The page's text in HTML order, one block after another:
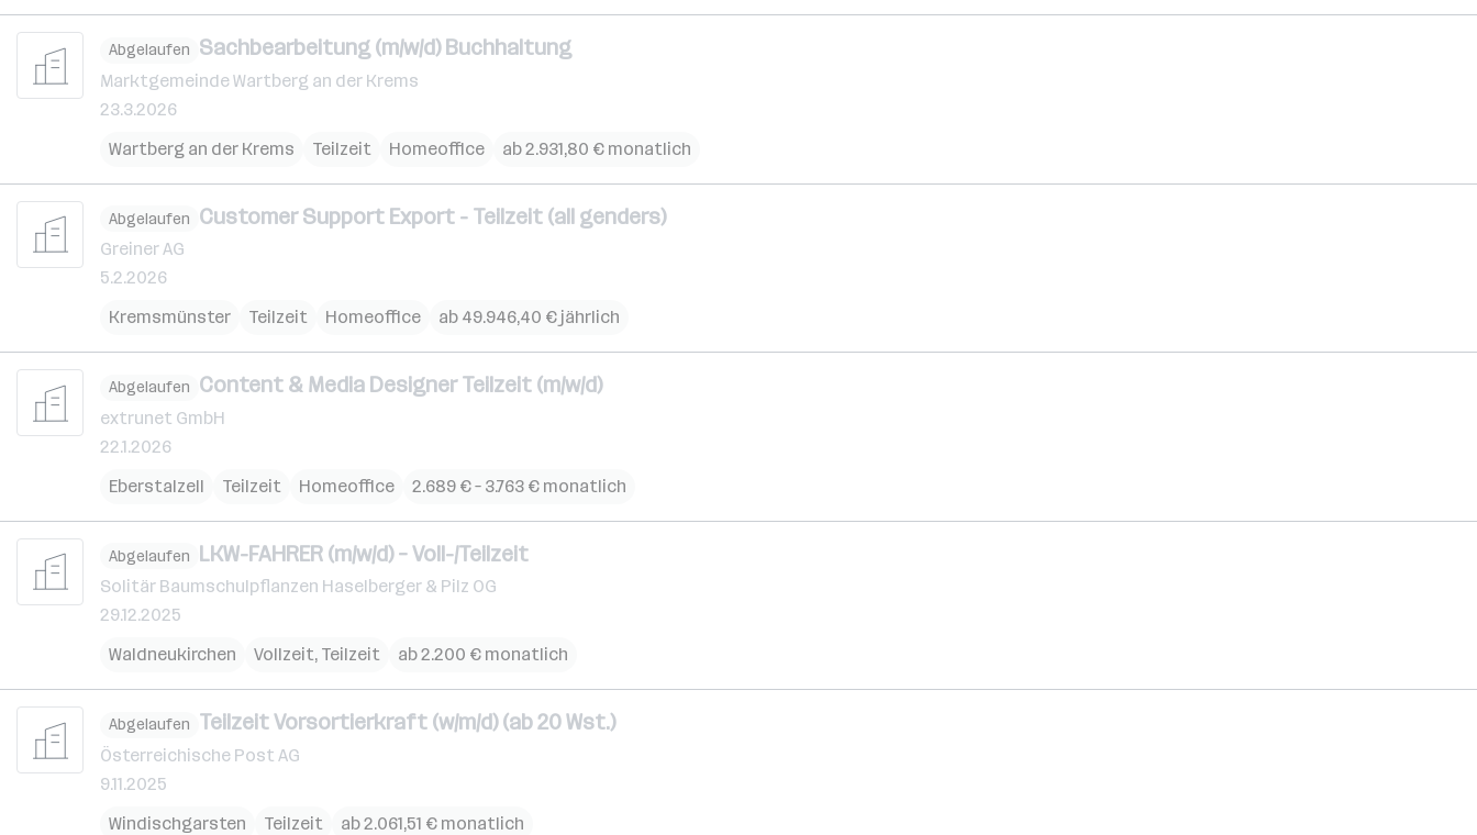
Abgelaufen Sachbearbeitung (m/w/d) Buchhaltung
Marktgemeinde Wartberg an der Krems
23.3.2026
Wartberg an der Krems
Teilzeit Homeoffice ab 2.931,80 € monatlich
Abgelaufen Customer Support Export - Teilzeit (all genders)
Greiner AG
5.2.2026
Kremsmünster
Teilzeit Homeoffice ab 49.946,40 € jährlich
Abgelaufen Content & Media Designer Teilzeit (m/w/d)
extrunet GmbH
22.1.2026
Eberstalzell
Teilzeit Homeoffice 2.689 € – 3.763 € monatlich
Abgelaufen LKW-FAHRER (m/w/d) – Voll-/Teilzeit
Solitär Baumschulpflanzen Haselberger & Pilz OG
29.12.2025
Waldneukirchen
Vollzeit, Teilzeit ab 2.200 € monatlich
Abgelaufen Teilzeit Vorsortierkraft (w/m/d) (ab 20 Wst.)
Österreichische Post AG
9.11.2025
Windischgarsten
Teilzeit ab 2.061,51 € monatlich